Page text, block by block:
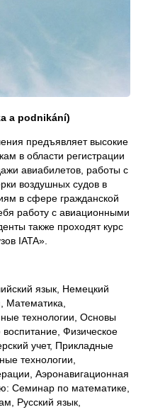
a podnikání)
предъявляет высокие
в области регистрации
авиабилетов, работы с
воздушных судов в
в сфере гражданской
работу с авиационными
также проходят курс
IATA».
язык, Немецкий
Математика,
технологии, Основы
воспитание, Физическое
учет, Прикладные
технологии,
Аэронавигационная
Семинар по математике,
Русский язык,